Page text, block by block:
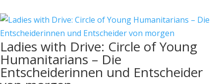
Ladies with Drive: Circle of Young
Humanitarians – Die
Entscheiderinnen und Entscheider